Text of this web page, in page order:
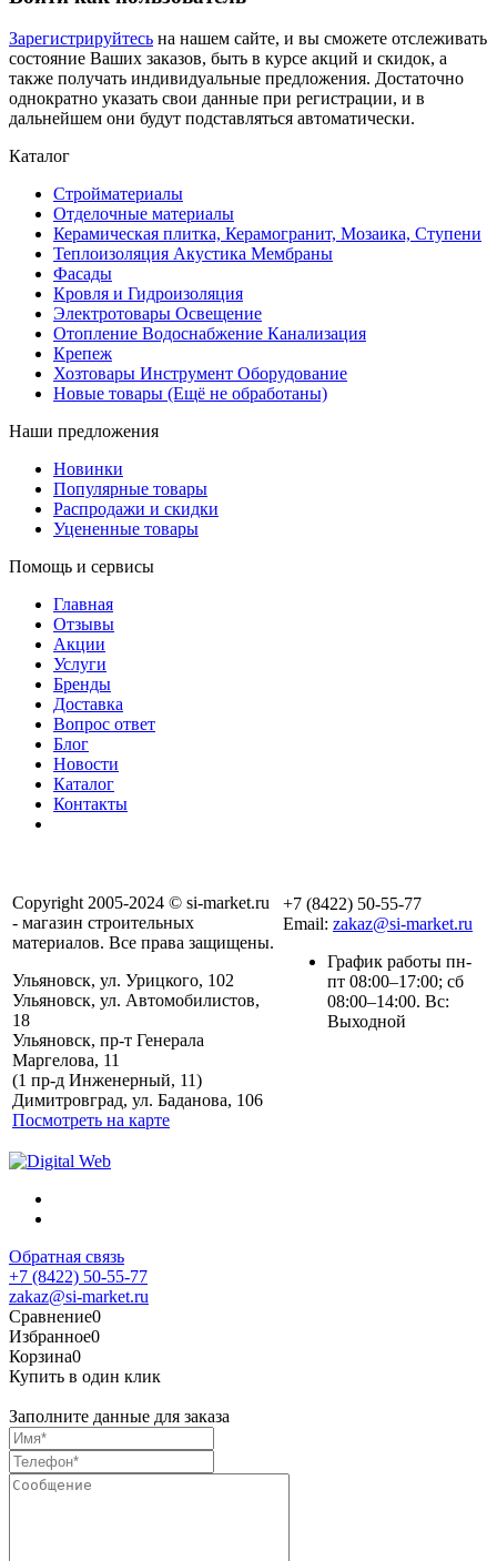
Зарегистрируйтесь на нашем сайте, и вы сможете отслеживать
состояние Ваших заказов, быть в курсе акций и скидок, а
также получать индивидуальные предложения. Достаточно
однократно указать свои данные при регистрации, и в
дальнейшем они будут подставляться автоматически.
Каталог
Стройматериалы
Отделочные материалы
Керамическая плитка, Керамогранит, Мозаика, Ступени
Теплоизоляция Акустика Мембраны
Фасады
Кровля и Гидроизоляция
Электротовары Освещение
Отопление Водоснабжение Канализация
Крепеж
Хозтовары Инструмент Оборудование
Новые товары (Ещё не обработаны)
Наши предложения
Новинки
Популярные товары
Распродажи и скидки
Уцененные товары
Помощь и сервисы
Главная
Отзывы
Акции
Услуги
Бренды
Доставка
Вопрос ответ
Блог
Новости
Каталог
Контакты
Copyright 2005-2024 © si-market.ru
- магазин строительных
материалов. Все права защищены.
Ульяновск, ул. Урицкого, 102
Ульяновск, ул. Автомобилистов,
18
Ульяновск, пр-т Генерала
Маргелова, 11
(1 пр-д Инженерный, 11)
Димитровград, ул. Баданова, 106
Посмотреть на карте
+7 (8422) 50-55-77
Email: zakaz@si-market.ru
График работы пн-
пт 08:00–17:00; сб
08:00–14:00. Вс:
Выходной
Обратная связь
+7 (8422) 50-55-77
zakaz@si-market.ru
Сравнение0
Избранное0
Корзина0
Купить в один клик
Заполните данные для заказа